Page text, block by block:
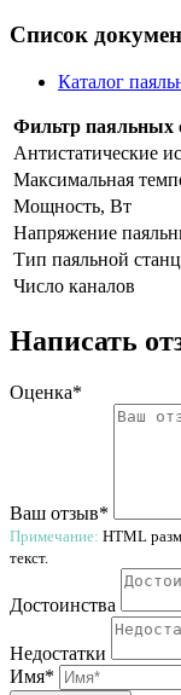
Список
Каталог
Фильтр паяльных
Антистатические
Максимальная
Мощность, Вт
Напряжение
Тип паяльной
Число каналов
Написать
Оценка*
Ваш отзыв*
Примечание: HTML
текст.
Достоинства
Недостатки
Имя*